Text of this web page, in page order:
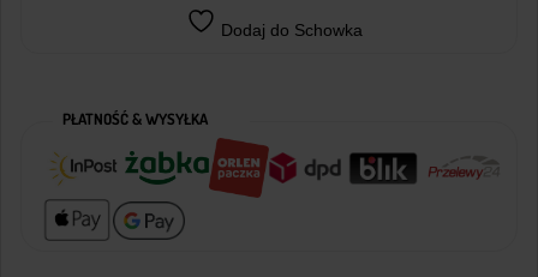
Dodaj do Schowka
PŁATNOŚĆ & WYSYŁKA